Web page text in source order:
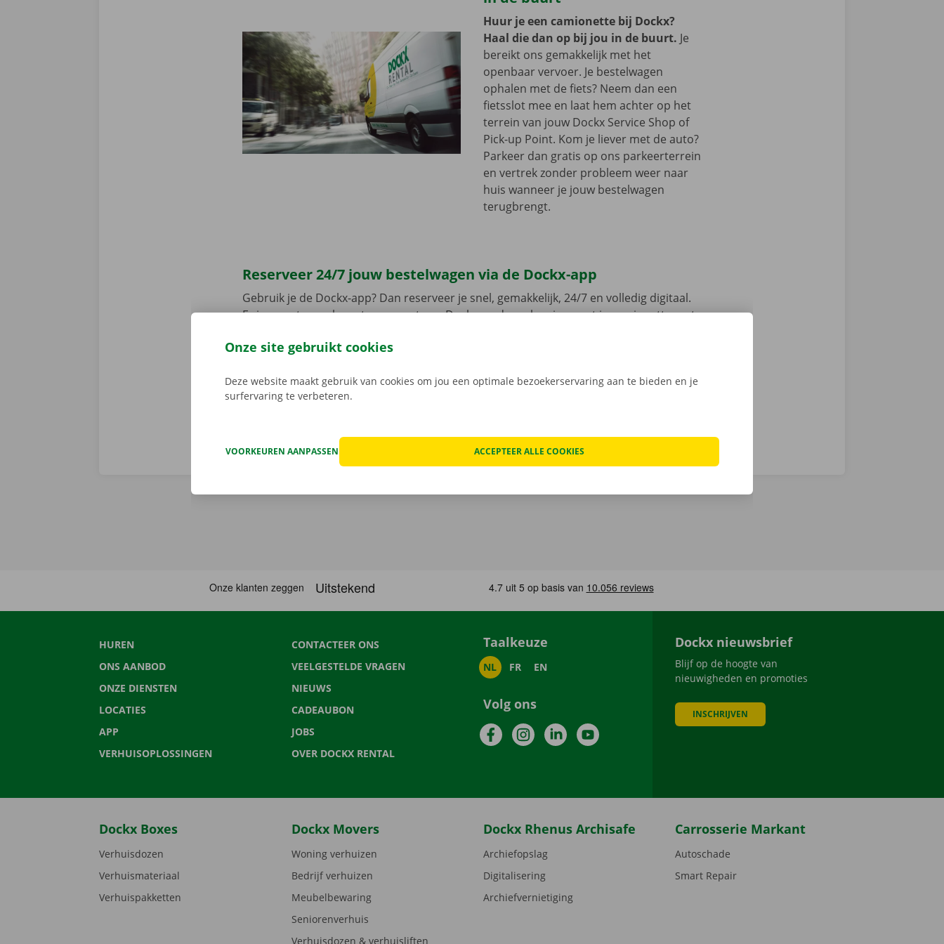
Huur je een camionette bij Dockx?
Haal die dan op bij jou in de buurt. Je
bereikt ons gemakkelijk met het
openbaar vervoer. Je bestelwagen
ophalen met de fiets? Neem dan een
fietsslot mee en laat hem achter op het
terrein van jouw Dockx Service Shop of
Pick-up Point. Kom je liever met de auto?
Parkeer dan gratis op ons parkeerterrein
en vertrek zonder probleem weer naar
huis wanneer je jouw bestelwagen
terugbrengt.
Reserveer 24/7 jouw bestelwagen via de Dockx-app
Gebruik je de Dockx-app? Dan reserveer je snel, gemakkelijk, 24/7 en volledig digitaal.
Er is geen tussenkomst meer met een Dockx medewerker: je opent je camionette met
Download de gratis app voor Android via de
HUREN
ONS AANBOD
ONZE DIENSTEN
LOCATIES
APP
VERHUISOPLOSSINGEN
CONTACTEER ONS
VEELGESTELDE VRAGEN
NIEUWS
CADEAUBON
JOBS
OVER DOCKX RENTAL
Taalkeuze
NL FR EN
Volg ons
FacebookInstagramLinkedInYouTube
Dockx nieuwsbrief
Blijf op de hoogte van
nieuwigheden en promoties
INSCHRIJVEN
Dockx Boxes
Verhuisdozen
Verhuismateriaal
Verhuispakketten
Dockx Movers
Woning verhuizen
Bedrijf verhuizen
Meubelbewaring
Seniorenverhuis
Verhuisdozen & verhuisliften
Dockx Rhenus Archisafe
Archiefopslag
Digitalisering
Archiefvernietiging
Carrosserie Markant
Autoschade
Smart Repair
Onze site gebruikt cookies
Deze website maakt gebruik van cookies om jou een optimale bezoekerservaring aan te bieden en je
surfervaring te verbeteren.
VOORKEUREN AANPASSEN ACCEPTEER ALLE COOKIES